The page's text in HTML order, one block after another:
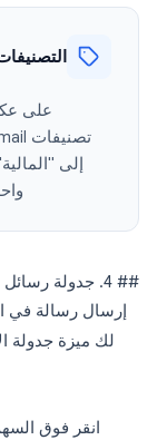
على
إلى
## 4. جدولة رسائل البريد الإلكتروني لإرسالها في الوقت المناسب
انقر فوق